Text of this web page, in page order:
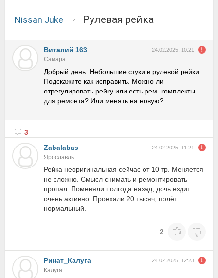
Nissan Juke Рулевая рейка
Виталий 163 24.02.2025, 10:21
Самара
Добрый день. Небольшие стуки в рулевой рейки.
Подскажите как исправить. Можно ли
отрегулировать рейку или есть рем. комплекты
для ремонта? Или менять на новую?
3
Zabalabas
24.02.2025, 11:21
Ярославль
Рейка неоригинальная сейчас от 10 тр. Меняется
не сложно. Смысл снимать и ремонтировать
пропал. Поменяли полгода назад, дочь ездит
очень активно. Проехали 20 тысяч, полёт
нормальный.
2
Ринат_Калуга 24.02.2025, 12:23
Калуга